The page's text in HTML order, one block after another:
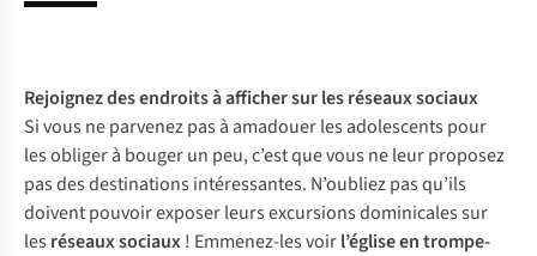
Rejoignez des endroits à afficher sur les réseaux sociaux
Si vous ne parvenez pas à amadouer les adolescents pour
les obliger à bouger un peu, c’est que vous ne leur proposez
pas des destinations intéressantes. N’oubliez pas qu’ils
doivent pouvoir exposer leurs excursions dominicales sur
les réseaux sociaux! Emmenez-les voirl’église en trompe-